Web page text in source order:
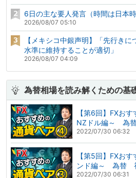
6日の主な要人発言（時間は日本時
2026/08/07 05:10
【メキシコ中銀声明】「先行き
水準に維持することが適切」
2026/08/07 04:09
為替相場を読み解くための基
【第6回】FXお
NZドル編～ 為
2022/07/30 06:32
【第5回】FXお
ンド編～ 為替
2022/07/30 06:31